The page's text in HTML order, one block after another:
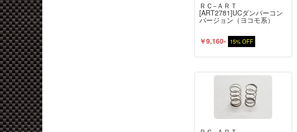
ＲＣ−ＡＲＴ
[ART2781]UCダンパーコン
バージョン（ヨコモ系）
￥9,160- 15% OFF